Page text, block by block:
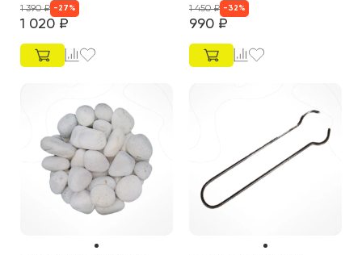
1 020 ₽
1 390₽ - 27 %
990 ₽
1 450₽ - 32 %